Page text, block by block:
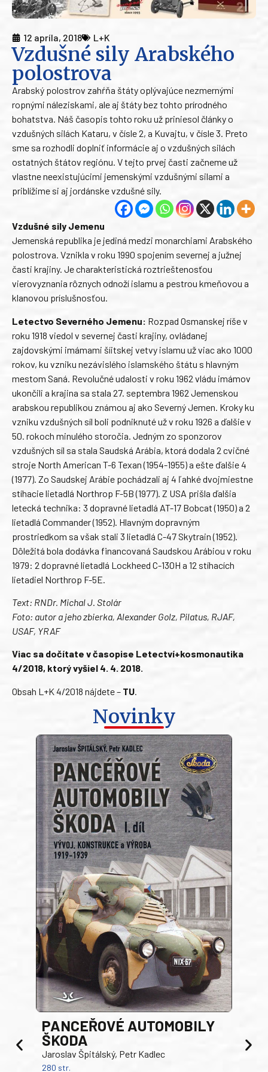
12 apríla, 2018 L+K
Vzdušné sily Arabského
polostrova
Arabský polostrov zahŕňa štáty oplývajúce nezmernými
ropnými náleziskami, ale aj štáty bez tohto prírodného
bohatstva. Náš časopis tohto roku už priniesol články o
vzdušných silách Kataru, v čísle 2, a Kuvajtu, v čísle 3. Preto
sme sa rozhodli doplniť informácie aj o vzdušných silách
ostatných štátov regiónu. V tejto prvej časti začneme už
vlastne neexistujúcimi jemenskými vzdušnými silami a
priblížime si aj jordánske vzdušné sily.
Vzdušné sily Jemenu
Jemenská republika je jediná medzi monarchiami Arabského
polostrova. Vznikla v roku 1990 spojením severnej a južnej
časti krajiny. Je charakteristická roztrieštenosťou
vierovyznania rôznych odnoží islamu a pestrou kmeňovou a
klanovou príslušnosťou.
Letectvo Severného Jemenu: Rozpad Osmanskej ríše v
roku 1918 viedol v severnej časti krajiny, ovládanej
zajdovskými imámami šíitskej vetvy islamu už viac ako 1000
rokov, ku vzniku nezávislého islamského štátu s hlavným
mestom Saná. Revolučné udalosti v roku 1962 vládu imámov
ukončili a krajina sa stala 27. septembra 1962 Jemenskou
arabskou republikou známou aj ako Severný Jemen. Kroky ku
vzniku vzdušných síl boli podniknuté už v roku 1926 a ďalšie v
50. rokoch minulého storočia. Jedným zo sponzorov
vzdušných síl sa stala Saudská Arábia, ktorá dodala 2 cvičné
stroje North American T-6 Texan (1954-1955) a ešte ďalšie 4
(1977). Zo Saudskej Arábie pochádzali aj 4 ľahké dvojmiestne
stíhacie lietadlá Northrop F-5B (1977). Z USA prišla ďalšia
letecká technika: 3 dopravné lietadlá AT-17 Bobcat (1950) a 2
lietadlá Commander (1952). Hlavným dopravným
prostriedkom sa však stali 3 lietadlá C-47 Skytrain (1952).
Dôležitá bola dodávka financovaná Saudskou Arábiou v roku
1979: 2 dopravné lietadlá Lockheed C-130H a 12 stíhacích
lietadiel Northrop F-5E.
Text: RNDr. Michal J. Stolár
Foto: autor a jeho zbierka, Alexander Golz, Pilatus, RJAF,
USAF, YRAF
Viac sa dočítate v časopise Letectví+kosmonautika
4/2018, ktorý vyšiel 4. 4. 2018.
Obsah L+K 4/2018 nájdete – TU
Novinky
PANCEŘOVÉ AUTOMOBILY
ŠKODA
Jaroslav Špitálský, Petr Kadlec
280 str.